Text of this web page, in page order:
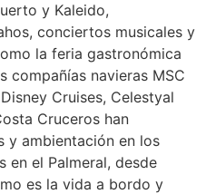
y Kaleido,
conciertos musicales y
la feria gastronómica
compañías navieras MSC
Cruises, Celestyal
Cruceros han
y ambientación en los
en el Palmeral, desde
es la vida a bordo y